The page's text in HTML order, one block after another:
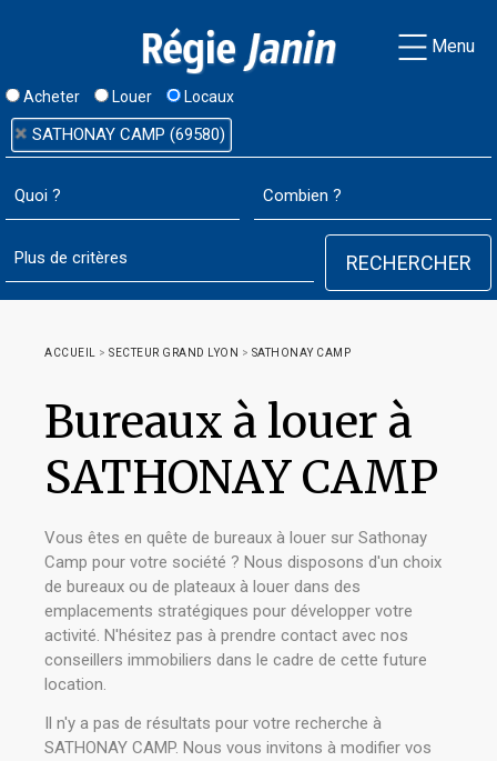
Menu
Acheter Louer Locaux
SATHONAY CAMP (69580)
ACCUEIL > SECTEUR GRAND LYON > SATHONAY CAMP
Bureaux à louer à
SATHONAY CAMP
Vous êtes en quête de bureaux à louer sur Sathonay
Camp pour votre société ? Nous disposons d'un choix
de bureaux ou de plateaux à louer dans des
emplacements stratégiques pour développer votre
activité. N'hésitez pas à prendre contact avec nos
conseillers immobiliers dans le cadre de cette future
location.
Il n'y a pas de résultats pour votre recherche à
SATHONAY CAMP. Nous vous invitons à modifier vos